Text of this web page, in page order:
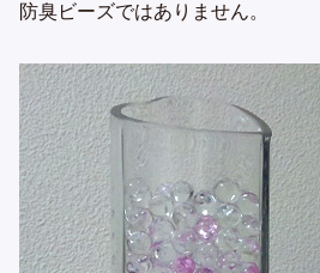
防臭ビーズではありません。